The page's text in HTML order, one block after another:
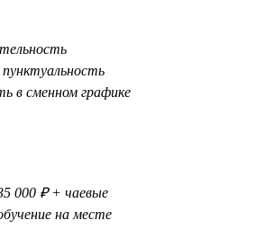
в сменном графике
000 ₽ + чаевые
на месте